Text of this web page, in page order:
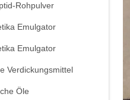
Rohpulver
Emulgator
Emulgator
Verdickungsmittel
Öle